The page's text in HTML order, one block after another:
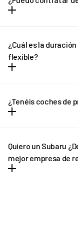
la cuota mensual y
(excepto Canarias) y
días.
¿Cuál es la
flexible?
36 meses. En el
dudes en ponerte en
¿Tenéis coches de
algún retraso
entrega que podrás
definitivo.
Quiero un Subaru
mejor empresa de
personalizado.